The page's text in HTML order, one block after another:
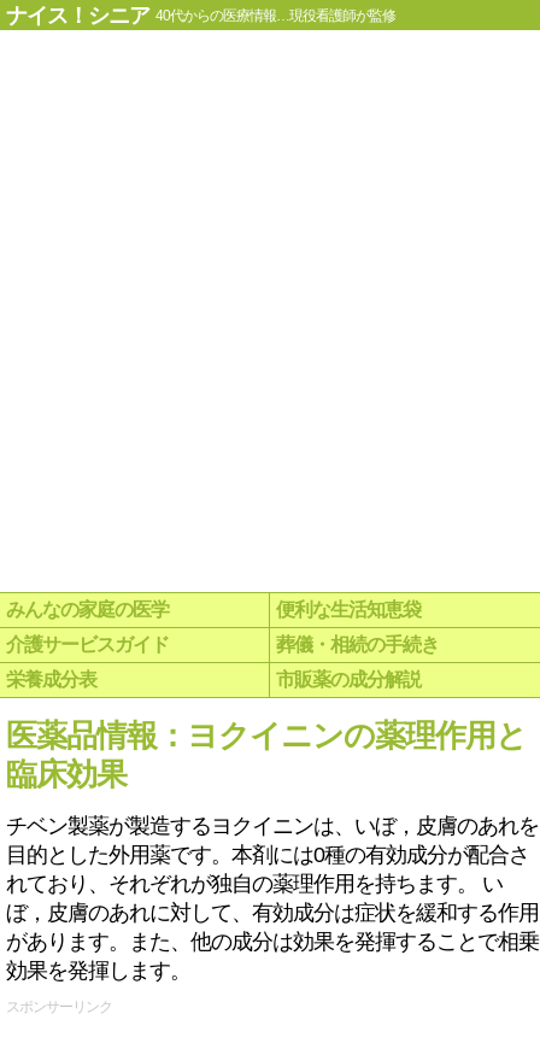
ナイス！シニア 40代からの医療情報…現役看護師が監修
みんなの家庭の医学
便利な生活知恵袋
介護サービスガイド
葬儀・相続の手続き
栄養成分表
市販薬の成分解説
医薬品情報：ヨクイニンの薬理作用と
臨床効果
チベン製薬が製造するヨクイニンは、いぼ，皮膚のあれを
目的とした外用薬です。本剤には0種の有効成分が配合さ
れており、それぞれが独自の薬理作用を持ちます。 い
ぼ，皮膚のあれに対して、有効成分は症状を緩和する作用
があります。また、他の成分は効果を発揮することで相乗
効果を発揮します。
スポンサーリンク